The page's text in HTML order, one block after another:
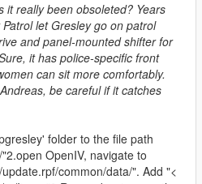
it really been obsoleted? Years
let Gresley go on patrol
and panel-mounted shifter for
it has police-specific front
can sit more comfortably.
be careful if it catches
folder to the file path
OpenIV, navigate to
common/data/". Add "<